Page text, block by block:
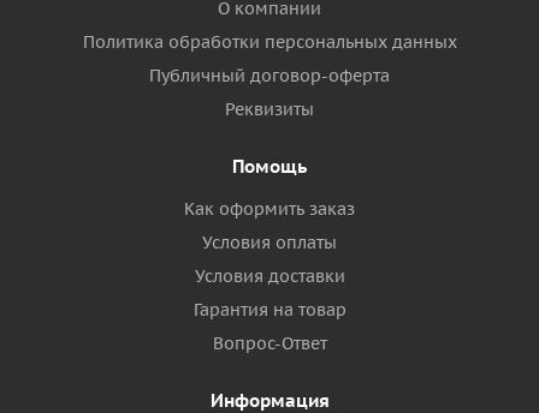
О компании
Политика обработки персональных данных
Публичный договор-оферта
Реквизиты
Помощь
Как оформить заказ
Условия оплаты
Условия доставки
Гарантия на товар
Вопрос-Ответ
Информация